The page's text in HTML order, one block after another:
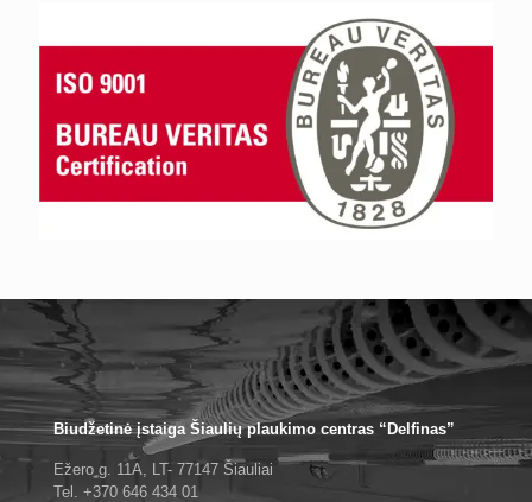
Biudžetinė įstaiga Šiaulių plaukimo centras “Delfinas”
Ežero g. 11A, LT- 77147 Šiauliai
Tel. +370 646 434 01